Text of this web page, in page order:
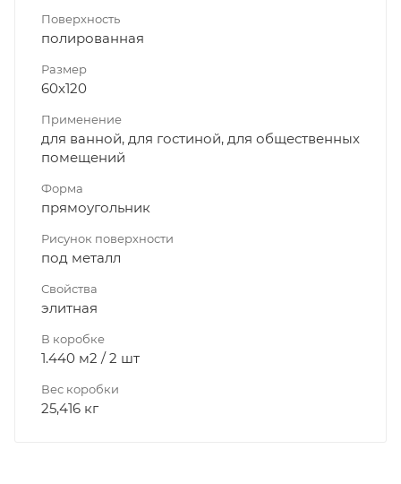
Поверхность
полированная
Размер
60x120
Применение
для ванной, для гостиной, для общественных
помещений
Форма
прямоугольник
Рисунок поверхности
под металл
Свойства
элитная
В коробке
1.440 м2 / 2 шт
Вес коробки
25,416 кг